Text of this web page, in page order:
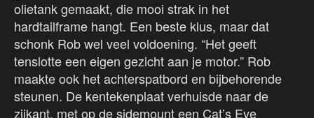
olietank gemaakt, die mooi strak in het
hardtailframe hangt. Een beste klus, maar dat
schonk Rob wel veel voldoening. “Het geeft
tenslotte een eigen gezicht aan je motor.” Rob
maakte ook het achterspatbord en bijbehorende
steunen. De kentekenplaat verhuisde naar de
zijkant, met op de sidemount een Cat’s Eye